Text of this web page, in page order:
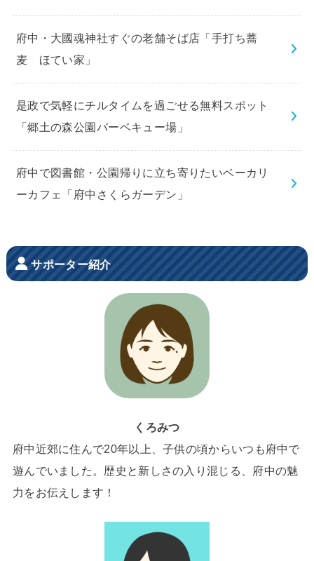
府中・大國魂神社すぐの老舗そば店「手打ち蕎
麦 ほてい家」
是政で気軽にチルタイムを過ごせる無料スポット
「郷土の森公園バーベキュー場」
府中で図書館・公園帰りに立ち寄りたいベーカリ
ーカフェ「府中さくらガーデン」
サポーター紹介
くろみつ
府中近郊に住んで20年以上、子供の頃からいつも府中で
遊んでいました。歴史と新しさの入り混じる、府中の魅
力をお伝えします！